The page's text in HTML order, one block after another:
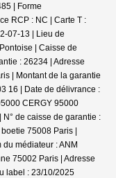
| Forme
RCP : NC | Carte T :
07-13 | Lieu de
| Caisse de
: 26234 | Adresse
| Montant de la garantie
16 | Date de délivrance :
CERGY 95000
de caisse de garantie :
75008 Paris |
médiateur : ANM
75002 Paris | Adresse
label : 23/10/2025